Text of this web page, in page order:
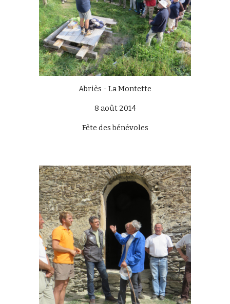
Abriès - La Montette
8 août 2014
Fête des bénévoles